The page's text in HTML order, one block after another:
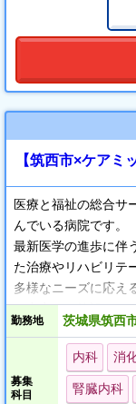
よりよい医療を提供
診療に専念できるサ
メディカルセクレタ
医師が患者様と向か
診察面以外の事務ス
【筑西市×ケアミ
医療と福祉の総合サ
んでいる病院です。
最新医学の進歩に伴
た治療やリハビリテ
多様なニーズに応え
に充実した施設サー
サービスを提供する
子供からお年寄りま
ております。
勤務地 茨城県筑西
募集
科目
内科 消
腎臓内科